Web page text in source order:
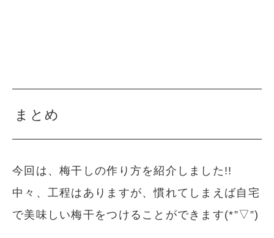
まとめ
今回は、梅干しの作り方を紹介しました!!
中々、工程はありますが、慣れてしまえば自宅
で美味しい梅干をつけることができます(*”▽”)